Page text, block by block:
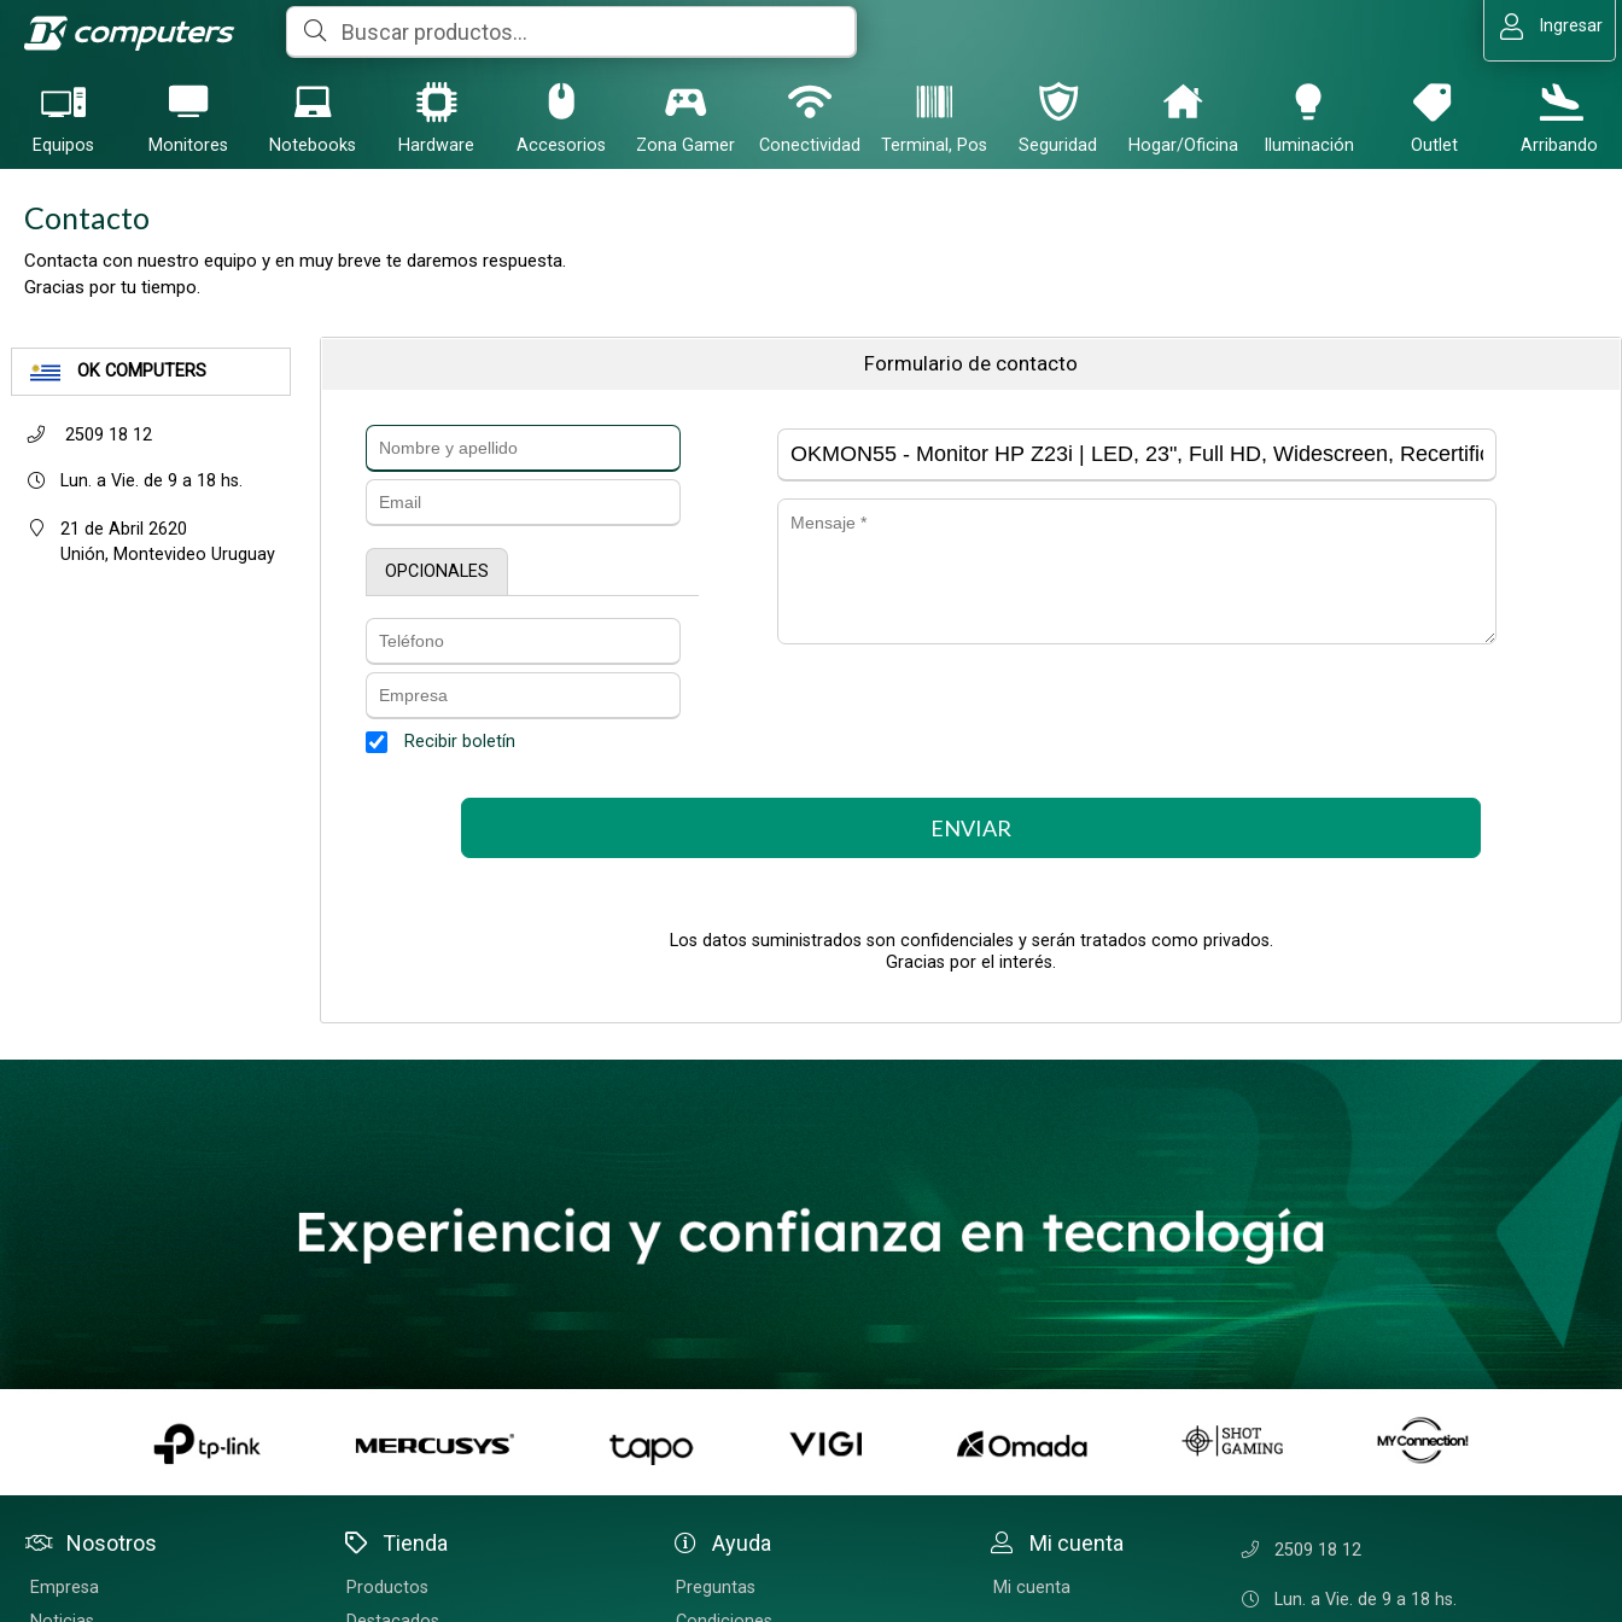
Ingresar
Equipos Monitores Notebooks Hardware Accesorios Zona Gamer Conectividad Terminal, Pos Seguridad Hogar/Oficina Iluminación Outlet Arribando
Contacto
Contacta con nuestro equipo y en muy breve te daremos respuesta.
Gracias por tu tiempo.
OK COMPUTERS
2509 18 12
Lun. a Vie. de 9 a 18 hs.
21 de Abril 2620
Unión, Montevideo Uruguay
Formulario de contacto
OPCIONALES
Recibir boletín
ENVIAR
Los datos suministrados son confidenciales y serán tratados como privados.
Gracias por el interés.
Nosotros
Empresa
Tienda
Productos
Ayuda
Preguntas
Mi cuenta
Mi cuenta
2509 18 12
Lun. a Vie. de 9 a 18 hs.